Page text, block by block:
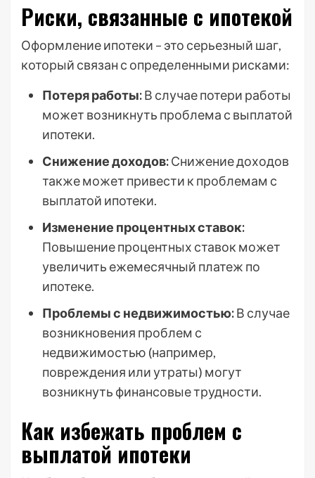
Риски, связанные с ипотекой
Оформление ипотеки – это серьезный шаг,
который связан с определенными рисками:
Потеря работы:В случае потери работы
может возникнуть проблема с выплатой
ипотеки.
Снижение доходов:Снижение доходов
также может привести к проблемам с
выплатой ипотеки.
Изменение процентных ставок:
Повышение процентных ставок может
увеличить ежемесячный платеж по
ипотеке.
Проблемы с недвижимостью:В случае
возникновения проблем с
недвижимостью (например,
повреждения или утраты) могут
возникнуть финансовые трудности.
Как избежать проблем с
выплатой ипотеки